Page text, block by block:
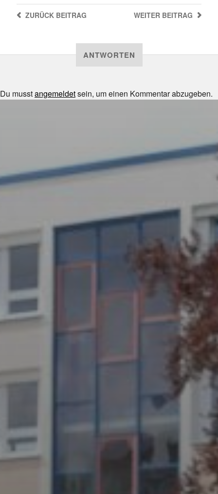
WEITER BEITRAG
ZURÜCKBEITRAG
ANTWORTEN
Du musstangemeldetsein, um einen Kommentar abzugeben.
UNSER SCHUL-/SPORTFEST
UNSER JAHRBUCH 2025/2026